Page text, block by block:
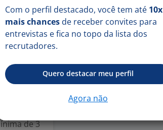
19 mai
de 3
Com o perfil destacado, você tem até 10x
mais chances de receber convites para
entrevistas e fica no topo da lista dos
recrutadores.
Quero destacar meu perfil
Agora não